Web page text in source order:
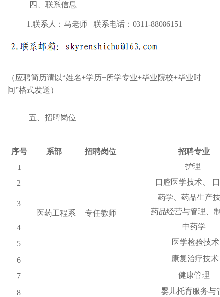
四、联系信息
1.联系人：马老师 联系电话：0311-88086151
（应聘简历请以“姓名+学历+所学专业+毕业院校+毕业时
间”格式发送）
五、招聘岗位
序号 系部 招聘岗位
招聘专业
1
医药工程系 专任教师
护理
2
口腔医学技术、
3
药学、药品生产
药品经营与管理、
4
中药学
5 医学检验技术
6 康复治疗技术
7 健康管理
8 婴儿托育服务与